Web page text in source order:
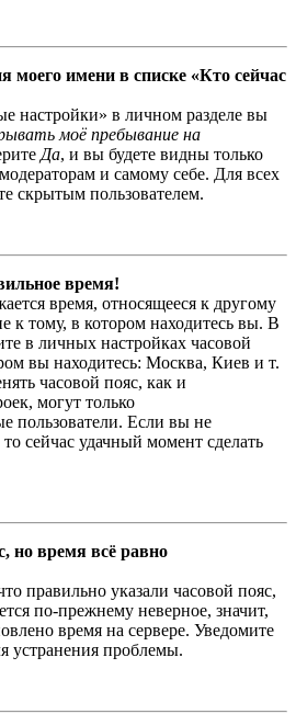
моего имени в списке «Кто сейчас
настройки» в личном разделе вы
моё пребывание на
Да, и вы будете видны только
и самому себе. Для всех
скрытым пользователем.
время!
время, относящееся к другому
к тому, в котором находитесь вы. В
в личных настройках часовой
вы находитесь: Москва, Киев и т.
часовой пояс, как и
могут только
пользователи. Если вы не
сейчас удачный момент сделать
но время всё равно
правильно указали часовой пояс,
по-прежнему неверное, значит,
время на сервере. Уведомите
устранения проблемы.